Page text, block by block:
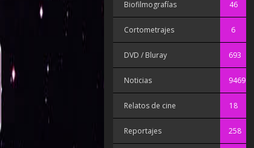
Biofilmografías 46
Cortometrajes 6
DVD / Bluray 693
Noticias 9469
Relatos de cine 18
Reportajes 258